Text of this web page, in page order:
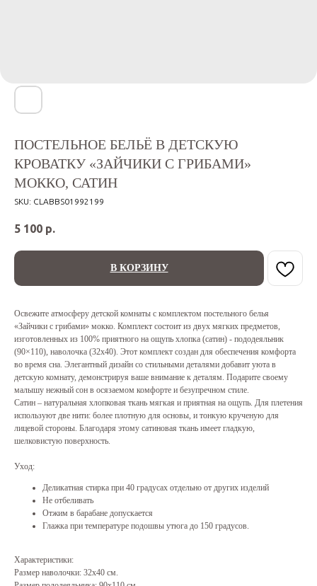
ПОСТЕЛЬНОЕ БЕЛЬЁ В ДЕТСКУЮ
КРОВАТКУ «ЗАЙЧИКИ С ГРИБАМИ»
МОККО, САТИН
SKU: CLABBS01992199
5 100 р.
В КОРЗИНУ
Освежите атмосферу детской комнаты с комплектом постельного белья
«Зайчики с грибами» мокко. Комплект состоит из двух мягких предметов,
изготовленных из 100% приятного на ощупь хлопка (сатин) - пододеяльник
(90×110), наволочка (32х40). Этот комплект создан для обеспечения комфорта
во время сна. Элегантный дизайн со стильными деталями добавит уюта в
детскую комнату, демонстрируя ваше внимание к деталям. Подарите своему
малышу нежный сон в осязаемом комфорте и безупречном стиле.
Сатин – натуральная хлопковая ткань мягкая и приятная на ощупь. Для плетения
используют две нити: более плотную для основы, и тонкую крученую для
лицевой стороны. Благодаря этому сатиновая ткань имеет гладкую,
шелковистую поверхность.
Уход:
Деликатная стирка при 40 градусах отдельно от других изделий
Не отбеливать
Отжим в барабане допускается
Глажка при температуре подошвы утюга до 150 градусов.
Характеристики:
Размер наволочки: 32х40 см.